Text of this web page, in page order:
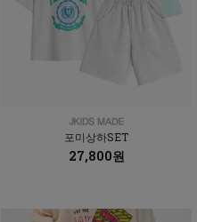
포미상하SET
27,800원